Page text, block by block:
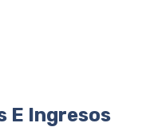
E Ingresos